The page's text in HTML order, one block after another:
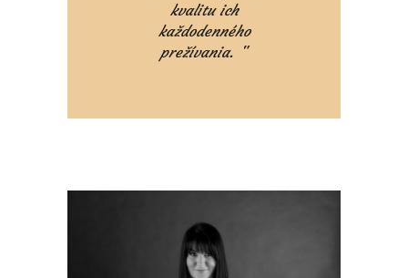
kvalitu ich
každodenného
prežívania. "